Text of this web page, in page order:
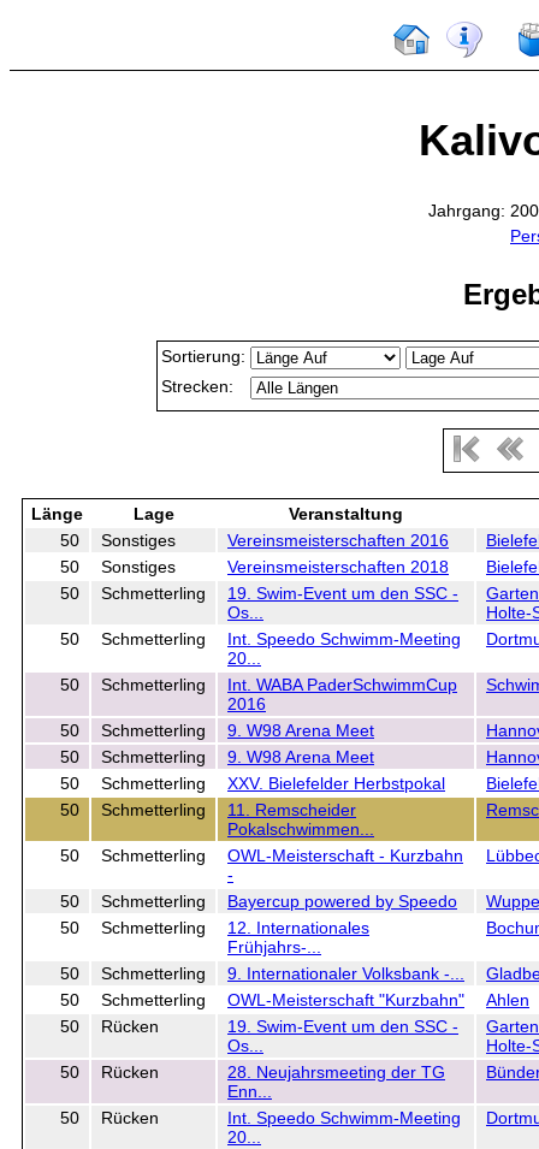
Jahrgang:
Sortierung:
Strecken:
Länge Lage
Veranstaltung
50
Sonstiges Vereinsmeisterschaften 2016
50
Sonstiges Vereinsmeisterschaften 2018
50
Schmetterling
19. Swim-Event um den SSC -
Os...
Holte-
50
Schmetterling
Int. Speedo Schwimm-Meeting
20...
50 Schmetterling
Int. WABA PaderSchwimmCup
2016
50 Schmetterling 9. W98 Arena Meet
50
Schmetterling 9. W98 Arena Meet
50
Schmetterling XXV. Bielefelder Herbstpokal
50
Schmetterling
11. Remscheider
Pokalschwimmen...
50 Schmetterling
OWL-Meisterschaft - Kurzbahn
-
50 Schmetterling Bayercup powered by Speedo
50
Schmetterling
12. Internationales
Frühjahrs-...
50 Schmetterling 9. Internationaler Volksbank -...
50
Schmetterling OWL-Meisterschaft "Kurzbahn"
Ahlen
50
Rücken
19. Swim-Event um den SSC -
Os...
Holte-
50
Rücken
28. Neujahrsmeeting der TG
Enn...
50 Rücken
Int. Speedo Schwimm-Meeting
20...